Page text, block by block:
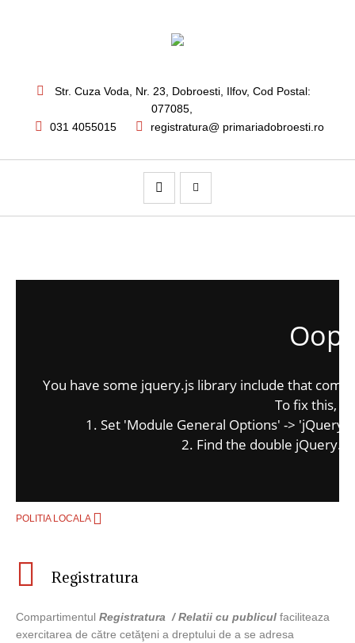
Str. Cuza Voda, Nr. 23 Dobroesti, Ilfov, Cod Postal:
077085,
031 4055015
registratura@ primariadobroesti.ro
You have some jquery.js library include that
To fix this,
1. Set 'Module General Options' -> 'jQuery
2. Find the double
POLITIA LOCALA
Registratura
Compartimentul Registratura / Relatii cu publicul faciliteaza
exercitarea de către cetăţeni a dreptului de a se adresa